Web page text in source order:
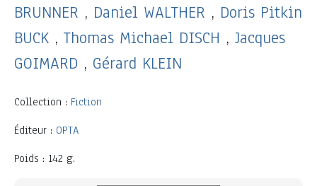
BRUNNER , Daniel WALTHER , Doris Pitkin
BUCK , Thomas Michael DISCH , Jacques
GOIMARD , Gérard KLEIN
Collection : Fiction
Éditeur : OPTA
Poids : 142 g.